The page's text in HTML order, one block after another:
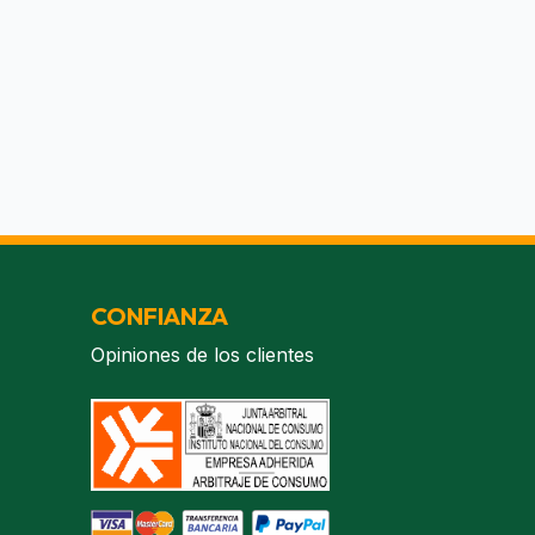
CONFIANZA
Opiniones de los clientes